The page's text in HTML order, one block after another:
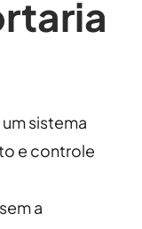
sistema
e controle
a